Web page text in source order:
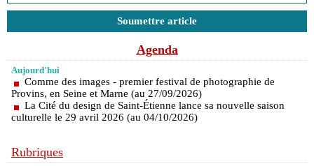
Soumettre article
Agenda
Aujourd'hui
Comme des images - premier festival de photographie de
Provins, en Seine et Marne (au 27/09/2026)
La Cité du design de Saint-Étienne lance sa nouvelle saison
culturelle le 29 avril 2026 (au 04/10/2026)
Rubriques